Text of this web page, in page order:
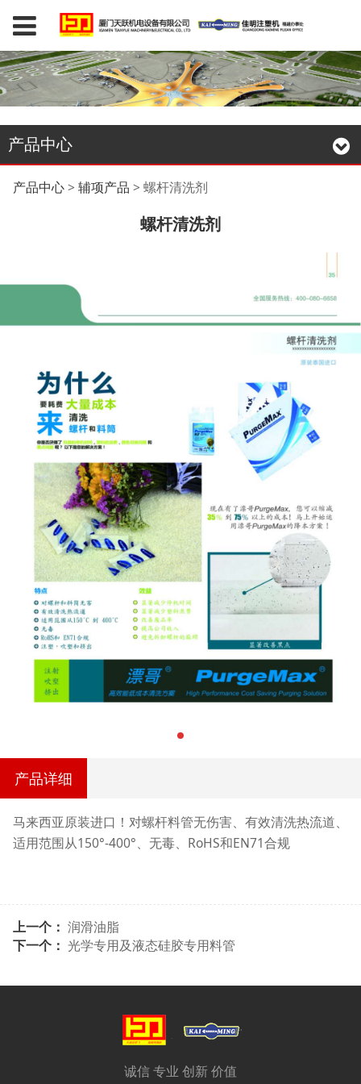
产品中心
螺杆清洗剂
产品中心> 辅项产品 > 螺杆清洗剂
螺杆清洗剂
产品详细
马来西亚原装进口！对螺杆料管无伤害、有效清洗热流道、
适用范围从150°-400°、无毒、RoHS和EN71合规
上一个： 润滑油脂
下一个： 光学专用及液态硅胶专用料管
诚信 专业 创新 价值